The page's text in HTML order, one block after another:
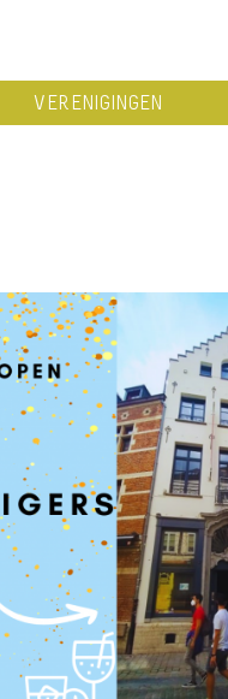
VERENIGINGEN